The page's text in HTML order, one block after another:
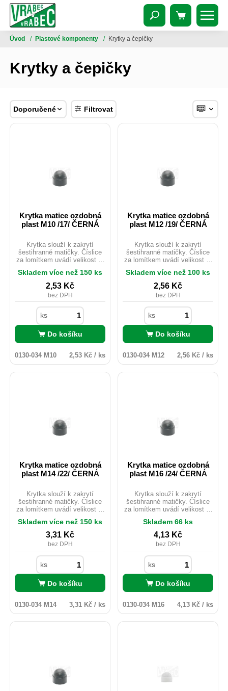
Úvod / Plastové komponenty / Krytky a čepičky
Krytky a čepičky
Doporučené Filtrovat
Krytka matice ozdobná
plast M10 /17/ ČERNÁ
Krytka slouží k zakrytí
šestihranné matičky. Číslice
za lomítkem uvádí velikost e.
PVC. Barva černáSlouží k
zakrytí matice a šroubu se
šestihrannou hlavou. Určena
na matice a šrouby M 10 a
utahovací číslo 17. Materiál
PVC. Barva ČERNÁ.
Skladem více než 150 ks
2,53 Kč
bez DPH
ks
Do košíku
0130-034 M10 2,53 Kč / ks
Krytka matice ozdobná
plast M12 /19/ ČERNÁ
Krytka slouží k zakrytí
šestihranné matičky. Číslice
za lomítkem uvádí velikost e.
PVC. Barva černáSlouží k
zakrytí matice a šroubu se
šestihrannou hlavou. Určena
na matice a šrouby M 10 a
utahovací číslo 17. Materiál
PVC. Barva ČERNÁ.
Skladem více než 100 ks
2,56 Kč
bez DPH
ks
Do košíku
0130-034 M12 2,56 Kč / ks
Krytka matice ozdobná
plast M14 /22/ ČERNÁ
Krytka slouží k zakrytí
šestihranné matičky. Číslice
za lomítkem uvádí velikost e.
zakrytí matice a šroubu se
šestihrannou hlavou. Určena
na matice a šrouby M 10 a
utahovací číslo 17. Materiál
PVC. Barva ČERNÁ.
Skladem více než 150 ks
3,31 Kč
bez DPH
ks
Do košíku
0130-034 M14 3,31 Kč / ks
Krytka matice ozdobná
plast M16 /24/ ČERNÁ
Krytka slouží k zakrytí
šestihranné matičky. Číslice
za lomítkem uvádí velikost e.
zakrytí matice a šroubu se
šestihrannou hlavou. Určena
na matice a šrouby M 10 a
utahovací číslo 17. Materiál
PVC. Barva ČERNÁ.
Skladem 66 ks
4,13 Kč
bez DPH
ks
Do košíku
0130-034 M16 4,13 Kč / ks